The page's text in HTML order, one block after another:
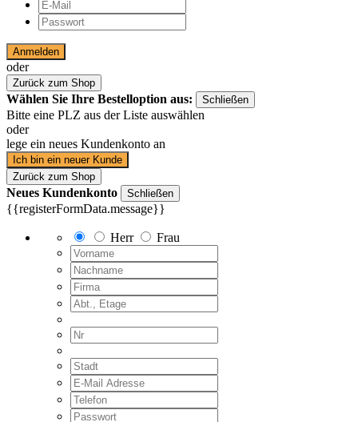
Anmelden
oder
Zurück zum Shop
Wählen Sie Ihre Bestelloption aus: Schließen
Bitte eine PLZ aus der Liste auswählen
oder
lege ein neues Kundenkonto an
Ich bin ein neuer Kunde
Zurück zum Shop
Neues Kundenkonto Schließen
{{registerFormData.message}}
Herr Frau